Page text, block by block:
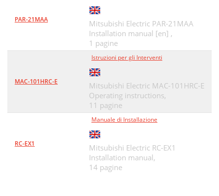
PAR-21MAA
Mitsubishi Electric PAR-21MAA
Installation manual [en] ,
1 pagine
MAC-101HRC-E
Istruzioni per gli Interventi
Mitsubishi Electric MAC-101HRC-E
Operating instructions,
11 pagine
RC-EX1
Manuale di Installazione
Mitsubishi Electric RC-EX1
Installation manual,
14 pagine